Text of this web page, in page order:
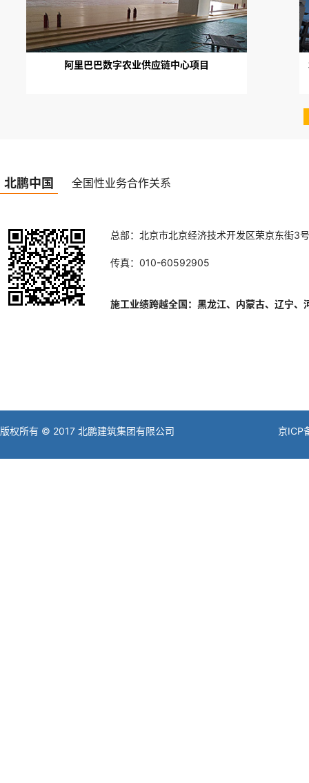
阿里巴巴数字农业供应链中心项目
装配式建筑研发中心项目——屋面系统工程
号楼项目
北鹏中国 全国性业务合作关系
总部：北京市北京经济技术开发区荣京东街3号
传真：010-60592905
施工业绩跨越全国：黑龙江、内蒙古、辽宁
版权所有 © 2017 北鹏建筑集团有限公司 京ICP